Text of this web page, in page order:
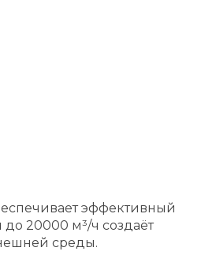
эффективный
20000 м³/ч создаёт
среды.